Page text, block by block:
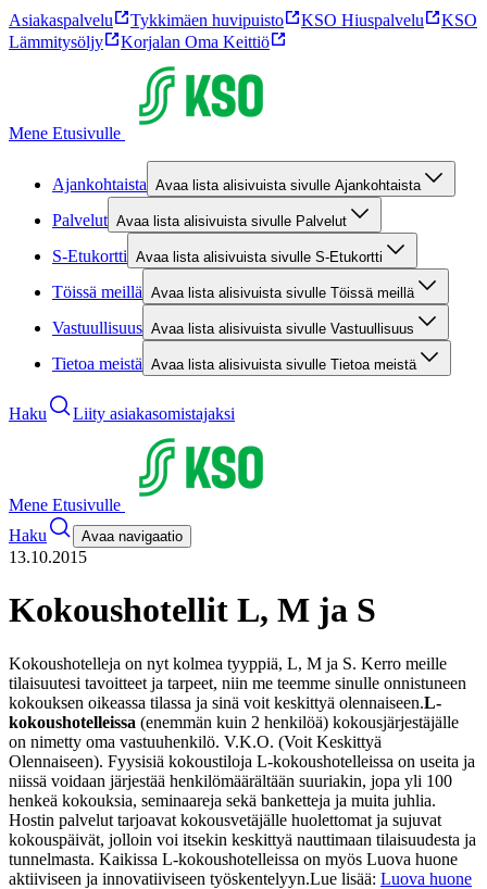
Asiakaspalvelu Tykkimäen huvipuisto KSO Hiuspalvelu
KSO
Lämmitysöljy
Korjalan Oma Keittiö
Mene Etusivulle
Ajankohtaista Avaa lista alisivuista sivulle Ajankohtaista
Palvelut Avaa lista alisivuista sivulle Palvelut
S-Etukortti Avaa lista alisivuista sivulle S-Etukortti
Töissä meillä Avaa lista alisivuista sivulle Töissä meillä
Vastuullisuus Avaa lista alisivuista sivulle Vastuullisuus
Tietoa meistä Avaa lista alisivuista sivulle Tietoa meistä
Haku Liity asiakasomistajaksi
Mene Etusivulle
Haku
Avaa navigaatio
13.10.2015
Kokoushotellit L, M ja S
Kokoushotelleja on nyt kolmea tyyppiä, L, M ja S. Kerro meille
tilaisuutesi tavoitteet ja tarpeet, niin me teemme sinulle onnistuneen
kokouksen oikeassa tilassa ja sinä voit keskittyä olennaiseen.L-
kokoushotelleissa (enemmän kuin 2 henkilöä) kokousjärjestäjälle
on nimetty oma vastuuhenkilö. V.K.O. (Voit Keskittyä
Olennaiseen). Fyysisiä kokoustiloja L-kokoushotelleissa on useita ja
niissä voidaan järjestää henkilömäärältään suuriakin, jopa yli 100
henkeä kokouksia, seminaareja sekä banketteja ja muita juhlia.
Hostin palvelut tarjoavat kokousvetäjälle huolettomat ja sujuvat
kokouspäivät, jolloin voi itsekin keskittyä nauttimaan tilaisuudesta ja
tunnelmasta. Kaikissa L-kokoushotelleissa on myös Luova huone
aktiiviseen ja innovatiiviseen työskentelyyn.Lue lisää: Luova huone